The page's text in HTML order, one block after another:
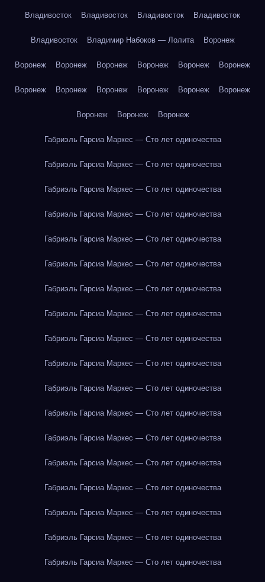
Владивосток Владивосток Владивосток Владивосток
Владивосток Владимир Набоков — Лолита Воронеж
Воронеж Воронеж Воронеж Воронеж Воронеж Воронеж
Воронеж Воронеж Воронеж Воронеж Воронеж Воронеж
Воронеж Воронеж Воронеж
Габриэль Гарсиа Маркес — Сто лет одиночества
Габриэль Гарсиа Маркес — Сто лет одиночества
Габриэль Гарсиа Маркес — Сто лет одиночества
Габриэль Гарсиа Маркес — Сто лет одиночества
Габриэль Гарсиа Маркес — Сто лет одиночества
Габриэль Гарсиа Маркес — Сто лет одиночества
Габриэль Гарсиа Маркес — Сто лет одиночества
Габриэль Гарсиа Маркес — Сто лет одиночества
Габриэль Гарсиа Маркес — Сто лет одиночества
Габриэль Гарсиа Маркес — Сто лет одиночества
Габриэль Гарсиа Маркес — Сто лет одиночества
Габриэль Гарсиа Маркес — Сто лет одиночества
Габриэль Гарсиа Маркес — Сто лет одиночества
Габриэль Гарсиа Маркес — Сто лет одиночества
Габриэль Гарсиа Маркес — Сто лет одиночества
Габриэль Гарсиа Маркес — Сто лет одиночества
Габриэль Гарсиа Маркес — Сто лет одиночества
Габриэль Гарсиа Маркес — Сто лет одиночества